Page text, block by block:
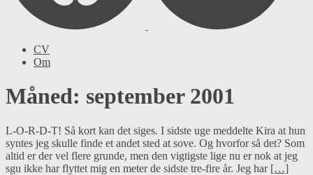
CV
Om
Måned: september 2001
L-O-R-D-T! Så kort kan det siges. I sidste uge meddelte Kira at hun
syntes jeg skulle finde et andet sted at sove. Og hvorfor så det? Som
altid er der vel flere grunde, men den vigtigste lige nu er nok at jeg
sgu ikke har flyttet mig en meter de sidste tre-fire år. Jeg har […]